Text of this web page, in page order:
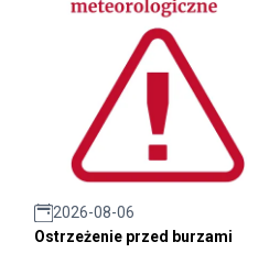
2026-08-06
Ostrzeżenie przed burzami